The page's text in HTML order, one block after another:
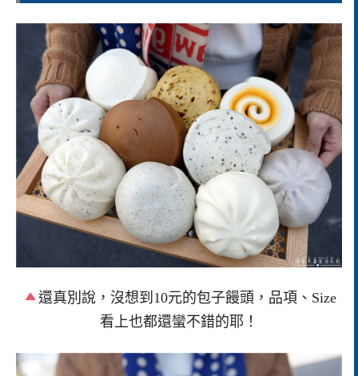
還真別說，沒想到10元的包子饅頭，品項、Size
看上也都還蠻不錯的耶！